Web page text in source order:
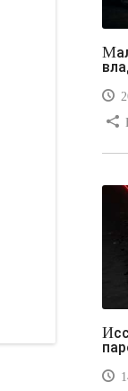
Малварь OkoBot нацелена на
Исследователи сбросили